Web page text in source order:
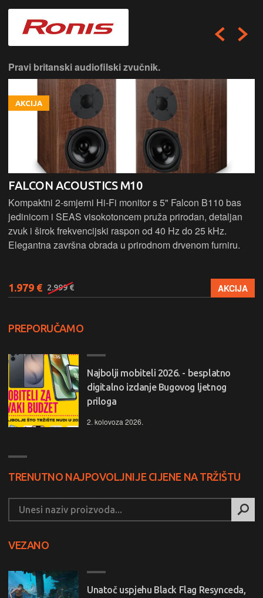
Pravi britanski audiofilski zvučnik.
AKCIJA
FALCON ACOUSTICS M10
Kompaktni 2-smjerni Hi-Fi monitor s 5" Falcon B110 bas
jedinicom i SEAS visokotoncem pruža prirodan, detaljan
zvuk i širok frekvencijski raspon od 40 Hz do 25 kHz.
Elegantna završna obrada u prirodnom drvenom furniru.
1.979 € 2.999 € AKCIJA
PREPORUČAMO
Najbolji mobiteli 2026. - besplatno
digitalno izdanje Bugovog ljetnog
priloga
2. kolovoza 2026.
TRENUTNO NAJPOVOLJNIJE CIJENE NA TRŽIŠTU
VEZANO
Unatoč uspjehu Black Flag Resynceda,